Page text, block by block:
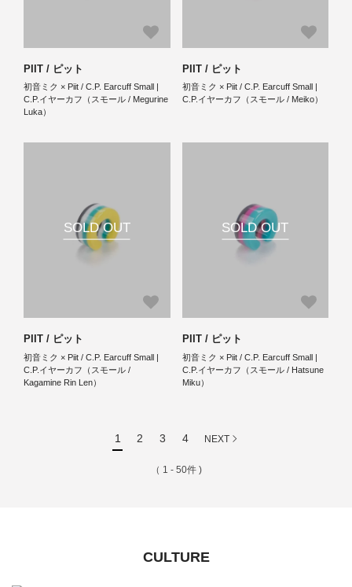
PIIT / ピット
初音ミク × Piit / C.P. Earcuff Small |
C.P.イヤーカフ（スモール / Megurine
Luka）
PIIT / ピット
初音ミク × Piit / C.P. Earcuff Small |
C.P.イヤーカフ（スモール / Meiko）
SOLD OUT
PIIT / ピット
初音ミク × Piit / C.P. Earcuff Small |
C.P.イヤーカフ（スモール /
Kagamine Rin Len）
SOLD OUT
PIIT / ピット
初音ミク × Piit / C.P. Earcuff Small |
C.P.イヤーカフ（スモール / Hatsune
Miku）
1 2 3 4 NEXT
（ 1 - 50件 )
CULTURE